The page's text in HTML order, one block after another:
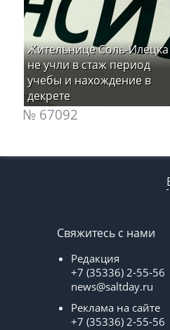
Жительнице Соль-Илецка
не учли в стаж период
учебы и нахождение в
декрете
№ 67092
Свяжитесь с нами
Редакция
+7 (35336) 2-55-56
news@saltday.ru
Реклама на сайте
+7 (35336) 2-55-56